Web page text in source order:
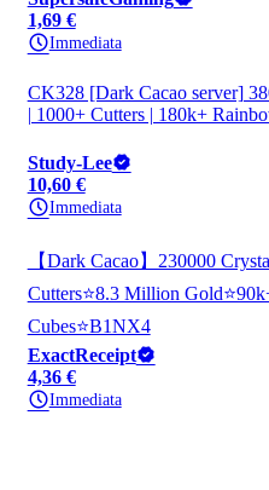
1,69 €
Immediata
CK328 [Dark Cacao server]
| 1000+ Cutters | 180k+
Study-Lee
10,60 €
Immediata
【Dark Cacao】230000
Cutters⭐8.3 Million
Cubes⭐B1NX4
ExactReceipt
4,36 €
Immediata